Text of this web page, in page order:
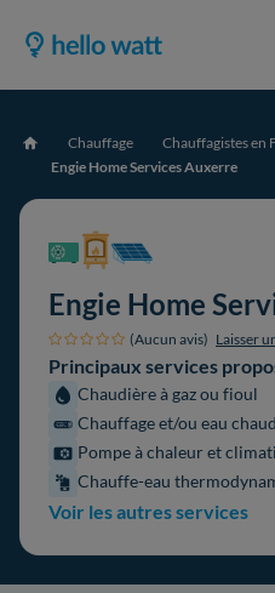
Accueil Chauffage Chauffagistes en
Engie Home Services Auxerre
Engie Home
(Aucun avis) Laisser
Principaux services
Chaudière à gaz ou fioul
Chauffage et/ou eau
Pompe à chaleur et
Chauffe-eau
Voir les autres services